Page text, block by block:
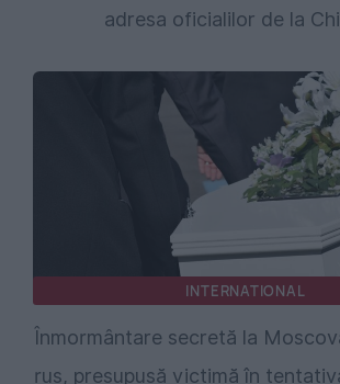
adresa oficialilor de la
INTERNATIONAL
Înmormântare secretă la
rus, presupusă victimă în